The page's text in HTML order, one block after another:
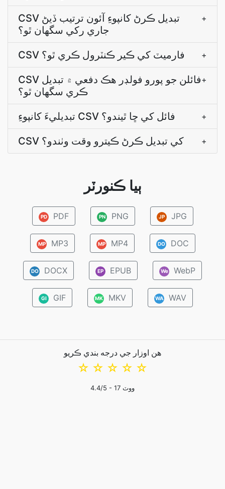
CSV تبديل ڪرڻ کانپوءِ آئون ترتيب ڏيڻ
جاري رکي سگهان ٿو؟
+
CSV فارميٽ کي ڪير ڪنٽرول ڪري ٿو؟ +
CSV فائلن جو پورو فولڊر هڪ دفعي ۾ تبديل
ڪري سگهان ٿو؟
+
تبديليءَ کانپوءِ CSV فائل کي ڇا ٿيندو؟ +
CSV کي تبديل ڪرڻ ڪيترو وقت وٺندو؟ +
ٻيا ڪنورٽر
PD PDF PN PNG JP JPG
MP MP3 MP MP4 DO DOC
DO DOCX EP EPUB We WebP
GI GIF MK MKV WA WAV
هن اوزار جي درجه بندي ڪريو
☆
☆
☆
☆
☆
4.4/5 - 17 ووٽ